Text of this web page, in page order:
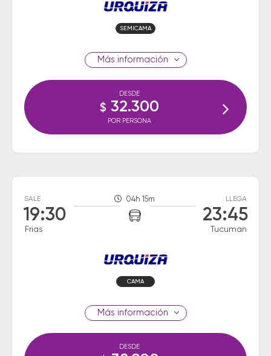
SEMICAMA
información
DESDE
$ 32.300
POR PERSONA
SALE
19:30
Frias
04h 15m LLEGA
23:45
Tucuman
CAMA
información
DESDE